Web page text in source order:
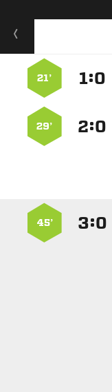
:
21’
:
29’
:
45’